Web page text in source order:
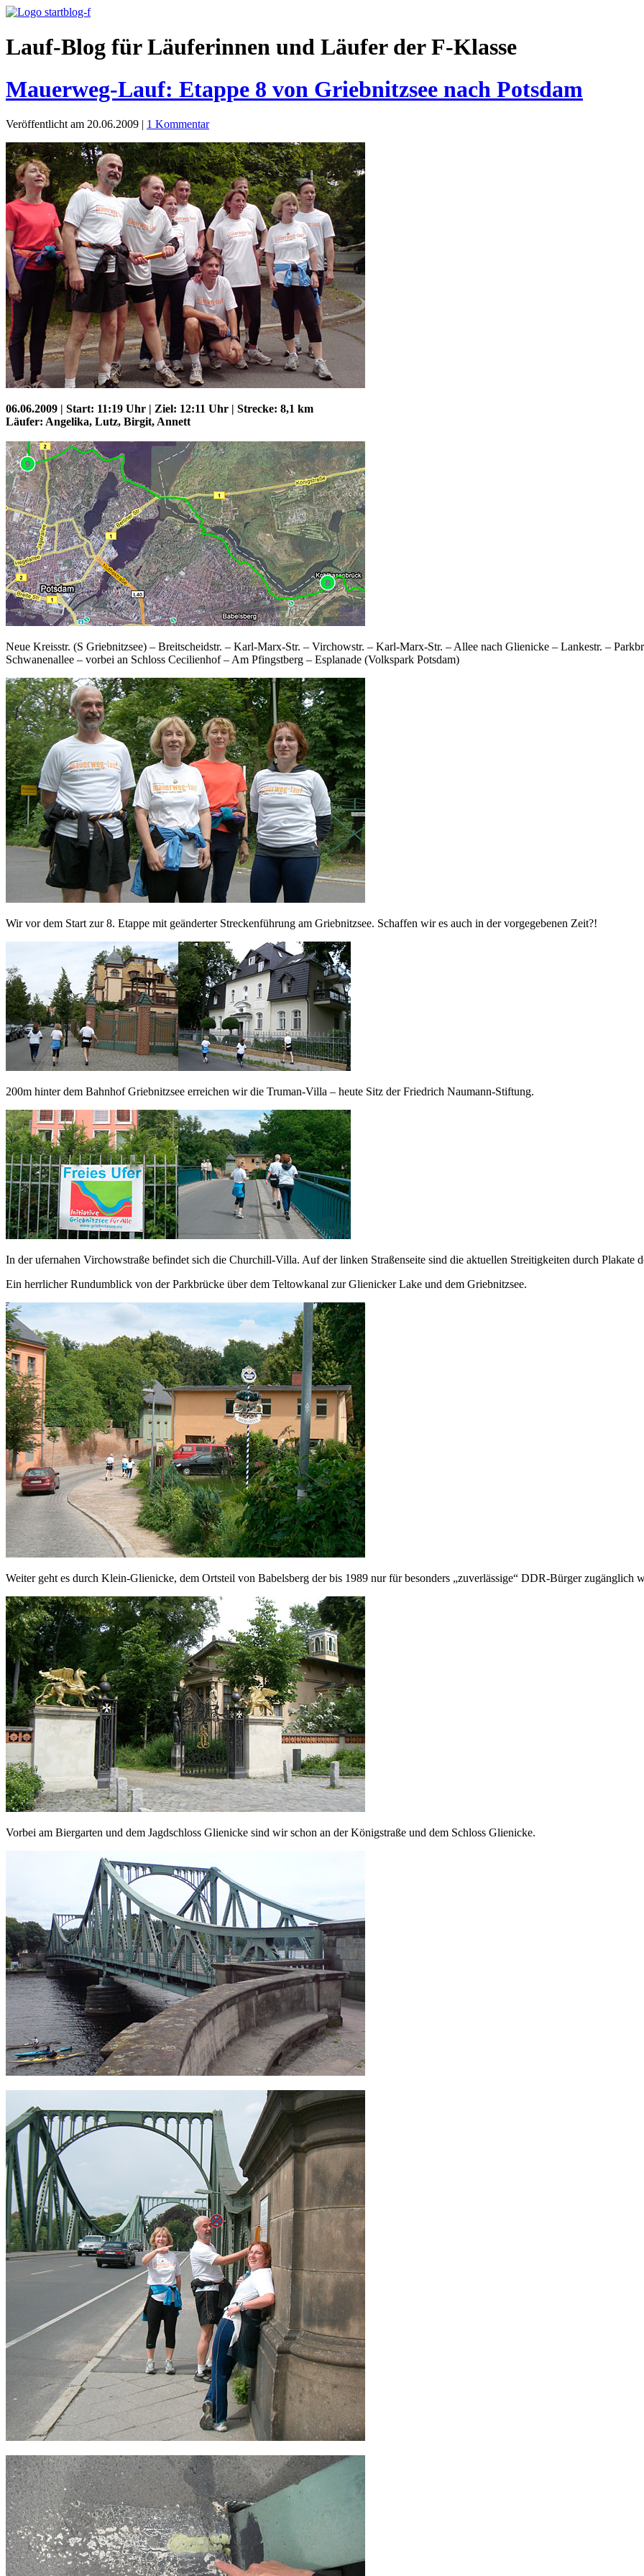
Lauf-Blog für Läuferinnen und Läufer der F-Klasse
Mauerweg-Lauf: Etappe 8 von Griebnitzsee nach Potsdam
Veröffentlicht am 20.06.2009 | 1 Kommentar
06.06.2009 | Start: 11:19 Uhr | Ziel: 12:11 Uhr | Strecke: 8,1 km
Läufer: Angelika, Lutz, Birgit, Annett
Neue Kreisstr. (S Griebnitzsee) – Breitscheidstr. – Karl-Marx-Str. – Virchowstr. – Karl-Marx-Str. – Allee nach Glienicke – Lankestr. –
Schwanenallee – vorbei an Schloss Cecilienhof – Am Pfingstberg – Esplanade (Volkspark Potsdam)
Wir vor dem Start zur 8. Etappe mit geänderter Streckenführung am Griebnitzsee. Schaffen wir es auch in der vorgegebenen Zeit?!
200m hinter dem Bahnhof Griebnitzsee erreichen wir die Truman-Villa – heute Sitz der Friedrich Naumann-Stiftung.
In der ufernahen Virchowstraße befindet sich die Churchill-Villa. Auf der linken Straßenseite sind die aktuellen Streitigkeiten durch Plakate
Ein herrlicher Rundumblick von der Parkbrücke über dem Teltowkanal zur Glienicker Lake und dem Griebnitzsee.
Weiter geht es durch Klein-Glienicke, dem Ortsteil von Babelsberg der bis 1989 nur für besonders „zuverlässige“ DDR-Bürger zugänglich
Vorbei am Biergarten und dem Jagdschloss Glienicke sind wir schon an der Königstraße und dem Schloss Glienicke.